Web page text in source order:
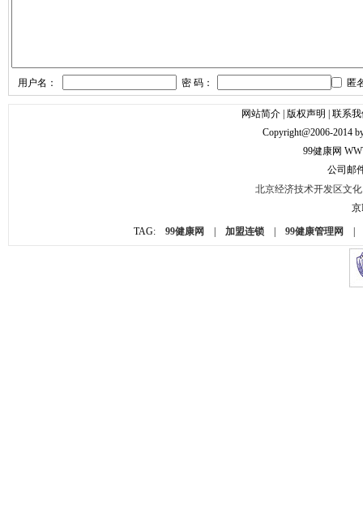
用户名： 密 码： 匿
网站简介 版权声明
联系
Copyright@2006-2014
99健康网
公司邮
北京经济技术开发区文
京
TAG: 99健康网 加盟连锁 99健康管理网